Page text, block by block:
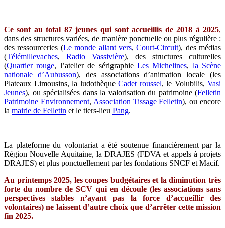
Ce sont au total 87 jeunes qui sont accueillis de 2018 à 2025,
dans des structures variées, de manière ponctuelle ou plus régulière :
des ressourceries (Le monde allant vers,Court-Circuit), des médias
(Télémillevaches, Radio Vassivière), des structures culturelles
(Quartier rouge, l’atelier de sérigraphie Les Michelines, la Scène
nationale d’Aubusson), des associations d’animation locale (les
Plateaux Limousins, la ludothèque Cadet roussel, le Volubilis, Vasi
Jeunes), ou spécialisées dans la valorisation du patrimoine (Felletin
Patrimoine Environnement, Association Tissage Felletin), ou encore
la mairie de Felletin et le tiers-lieu Pang.
La plateforme du volontariat a été soutenue financièrement par la
Région Nouvelle Aquitaine, la DRAJES (FDVA et appels à projets
DRAJES) et plus ponctuellement par les fondations SNCF et Macif.
Au printemps 2025, les coupes budgétaires et la diminution très
forte du nombre de SCV qui en découle (les associations sans
perspectives stables n’ayant pas la force d’accueillir des
volontaires) ne laissent d’autre choix que d’arrêter cette mission
fin 2025.